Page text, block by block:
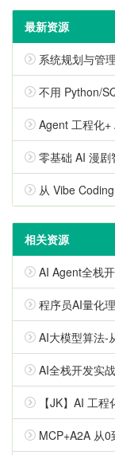
最新资源
系统规划与管
不用 Python/
Agent 工程化+
零基础 AI 漫
从 Vibe Coding
相关资源
AI Agent全栈开发工
程序员AI量化
AI大模型算法-从
AI全栈开发实
【JK】AI 工
MCP+A2A 从0